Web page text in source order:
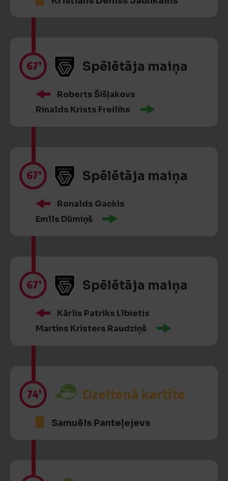
67’ Spēlētāja maiņa
Roberts Šišļakovs
Rinalds Krists Freilihs
67’ Spēlētāja maiņa
Ronalds Gackis
Emīls Dūmiņš
67’ Spēlētāja maiņa
Kārlis Patriks Lībietis
Martins Kristers Raudziņš
74’ Dzeltenā kartīte
Samuēls Panteļejevs